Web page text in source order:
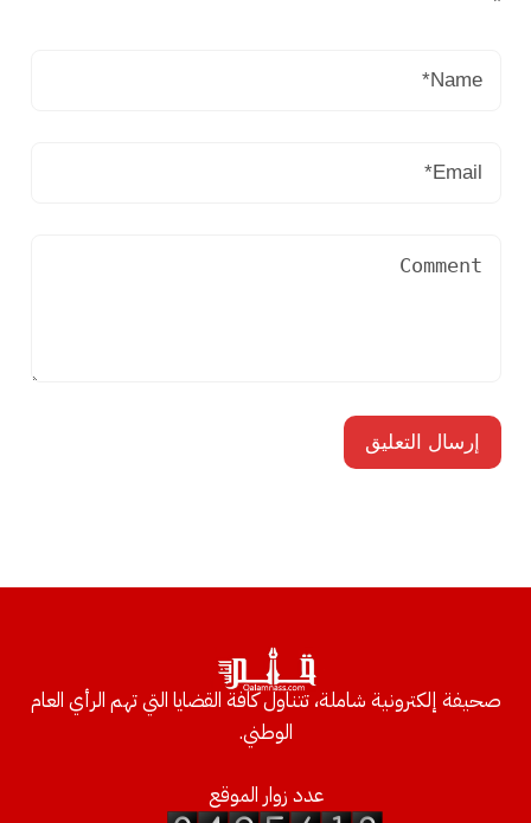
صحيفة إلكترونية شاملة، تتناول كافة القضايا التي تهم الرأي العام
الوطني.
عدد زوار الموقع